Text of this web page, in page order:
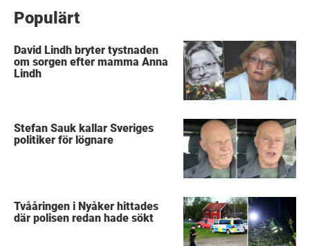
Populärt
David Lindh bryter tystnaden
om sorgen efter mamma Anna
Lindh
Stefan Sauk kallar Sveriges
politiker för lögnare
Tvååringen i Nyåker hittades
där polisen redan hade sökt